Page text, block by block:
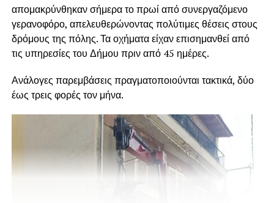
απομακρύνθηκαν σήμερα το πρωί από συνεργαζόμενο
γερανοφόρο, απελευθερώνοντας πολύτιμες θέσεις στους
δρόμους της πόλης. Τα οχήματα είχαν επισημανθεί από
τις υπηρεσίες του Δήμου πριν από 45 ημέρες.
Ανάλογες παρεμβάσεις πραγματοποιούνται τακτικά, δύο
έως τρεις φορές τον μήνα.